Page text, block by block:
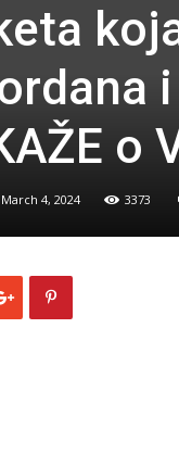
o
March 4, 2024 3373